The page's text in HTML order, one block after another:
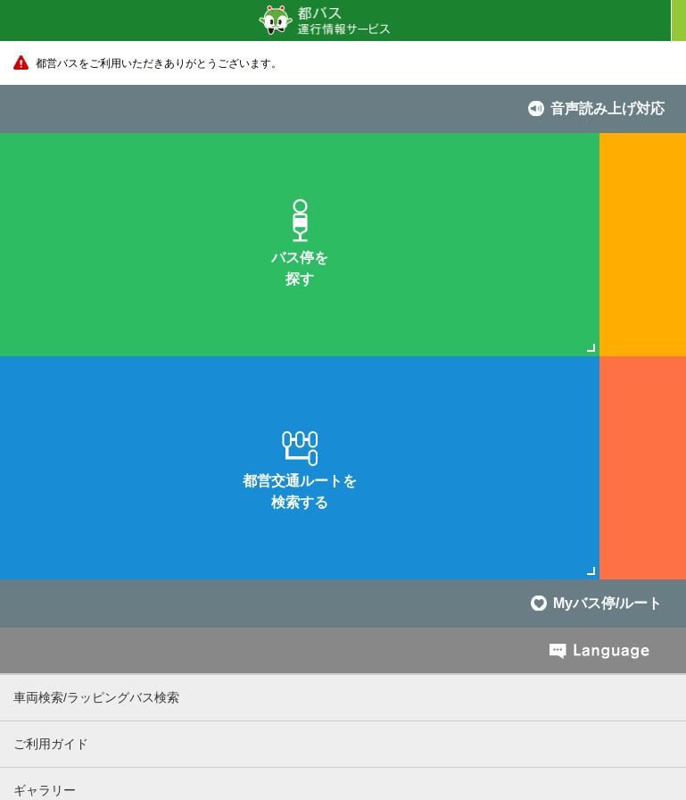
都営バスをご利用いただきありがとうございます。
音声読み上げ対応
バス停を
探す
都営交通ルートを
検索する
Myバス停/ルート
車両検索/ラッピングバス検索
ご利用ガイド
ギャラリー